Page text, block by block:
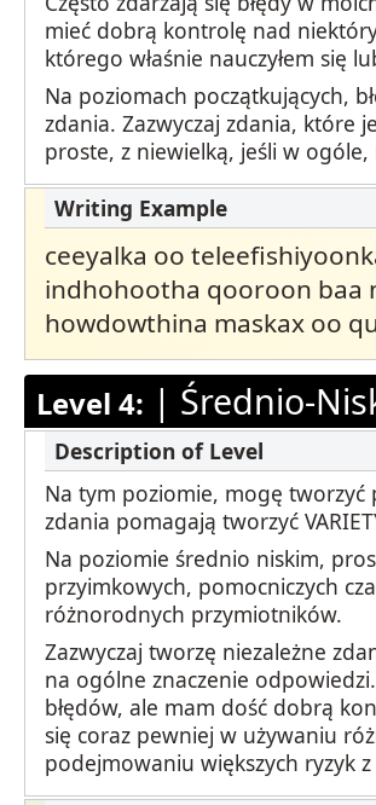
mieć dobrą kontrolę nad
którego właśnie nauczyłem się
Na poziomach początkujących,
zdania. Zazwyczaj zdania, które
proste, z niewielką, jeśli w ogóle,
ceeyalka oo
indhohootha qooroon baa
howdowthina maskax oo
Level 4: | Średnio-
Na tym poziomie, mogę tworzyć
zdania pomagają tworzyć
Na poziomie średnio niskim,
przyimkowych, pomocniczych
różnorodnych przymiotników.
Zazwyczaj tworzę niezależne
na ogólne znaczenie
błędów, ale mam dość dobrą
się coraz pewniej w używaniu
podejmowaniu większych ryzyk